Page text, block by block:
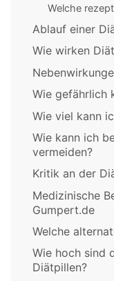
Welche
Ablauf einer
Wie wirken
Wie gefährlich
Wie viel kann
Wie kann ich
vermeiden?
Kritik an der
Medizinische
Gumpert.de
Welche
Wie hoch sind
Diätpillen?